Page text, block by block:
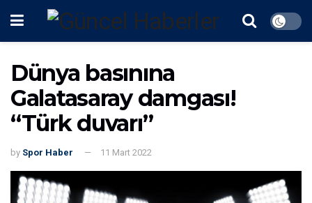
Dünya basınına
Galatasaray damgası!
“Türk duvarı”
by Spor Haber 11 Mart 2022